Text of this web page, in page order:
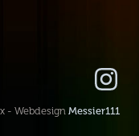
- WebdesignMessier111